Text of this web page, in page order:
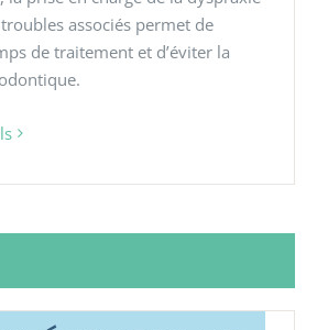
associés permet de
de traitement et d’éviter la